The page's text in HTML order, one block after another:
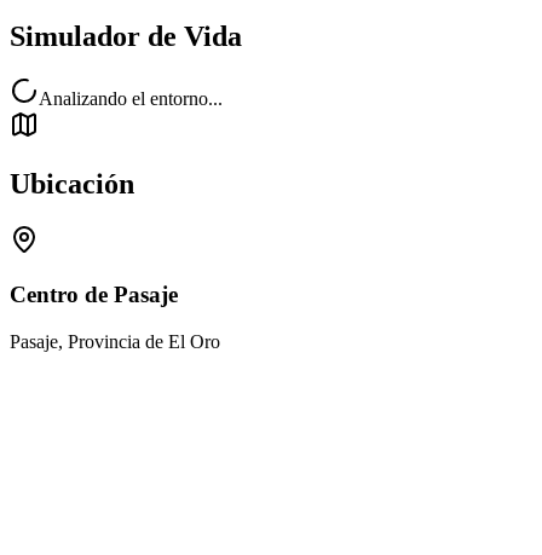
Simulador de Vida
Analizando el entorno...
Ubicación
Centro de Pasaje
Pasaje, Provincia de El Oro